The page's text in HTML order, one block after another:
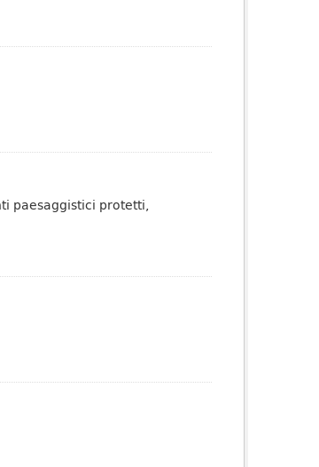
paesaggistici protetti,